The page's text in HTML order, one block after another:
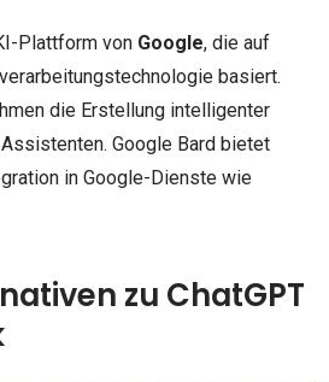
Plattform von Google, die auf
basiert.
die Erstellung intelligenter
Google Bard bietet
in Google-Dienste wie
zu ChatGPT